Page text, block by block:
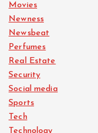
Movies
Newness
Newsbeat
Perfumes
Real Estate
Security
Social media
Sports
Tech
Technology